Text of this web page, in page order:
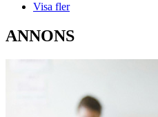
Visa fler
ANNONS